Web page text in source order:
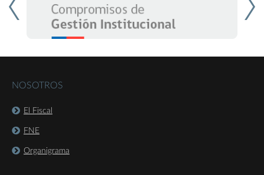
NOSOTROS
El Fiscal
FNE
Organigrama